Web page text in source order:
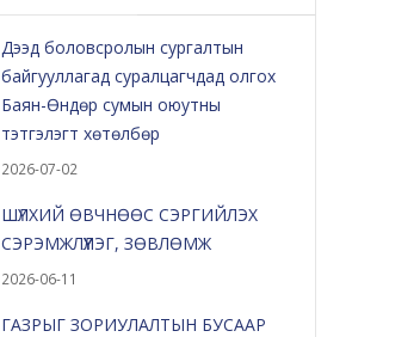
Дээд боловсролын сургалтын
байгууллагад суралцагчдад олгох
Баян-Өндөр сумын оюутны
тэтгэлэгт хөтөлбөр
2026-07-02
ШҮЛХИЙ ӨВЧНӨӨС СЭРГИЙЛЭХ
СЭРЭМЖЛҮҮЛЭГ, ЗӨВЛӨМЖ
2026-06-11
ГАЗРЫГ ЗОРИУЛАЛТЫН БУСААР